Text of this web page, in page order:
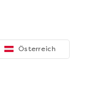
Österreich